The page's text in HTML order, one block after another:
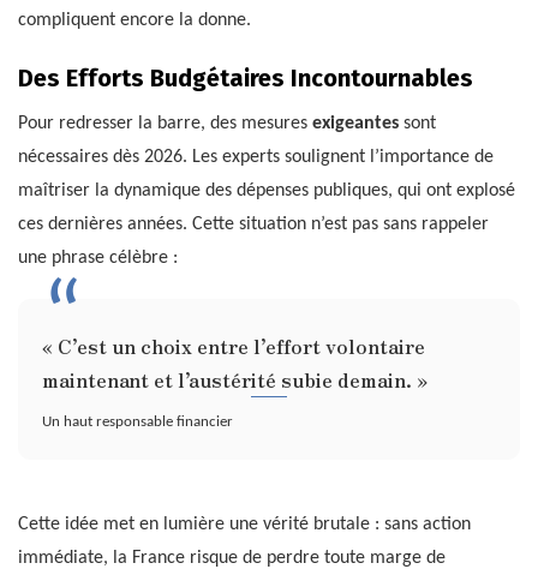
compliquent encore la donne.
Des Efforts Budgétaires Incontournables
Pour redresser la barre, des mesures exigeantes sont
nécessaires dès 2026. Les experts soulignent l’importance de
maîtriser la dynamique des dépenses publiques, qui ont explosé
ces dernières années. Cette situation n’est pas sans rappeler
une phrase célèbre :
« C’est un choix entre l’effort volontaire
maintenant et l’austérité subie demain. »
Un haut responsable financier
Cette idée met en lumière une vérité brutale : sans action
immédiate, la France risque de perdre toute marge de